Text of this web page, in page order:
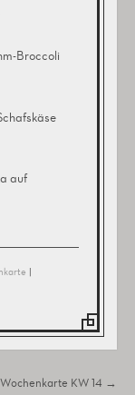
Broccoli
auf
Wochenkarte KW 14 →